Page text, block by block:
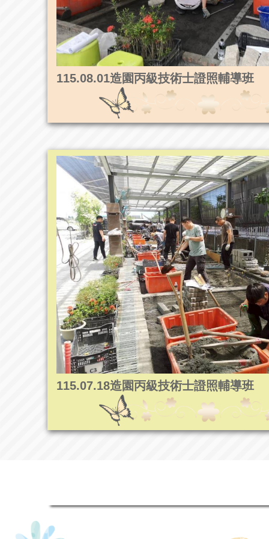
115.08.01造園丙級技術士證照輔導班
115.07.18造園丙級技術士證照輔導班